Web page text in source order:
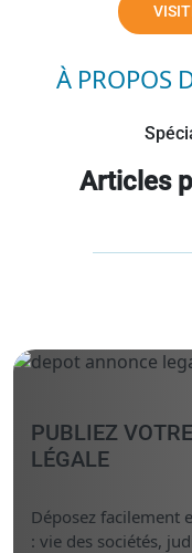
À PROPOS
Articles
PUBLIEZ
LÉGALE
Déposez facilement
: vie des sociétés,